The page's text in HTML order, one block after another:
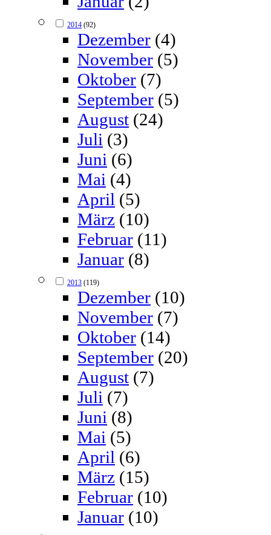
2014 (92)
Dezember (4)
November (5)
Oktober (7)
September (5)
August (24)
Juli (3)
Juni (6)
Mai (4)
April (5)
März (10)
Februar (11)
Januar (8)
2013 (119)
Dezember (10)
November (7)
Oktober (14)
September (20)
August (7)
Juli (7)
Juni (8)
Mai (5)
April (6)
März (15)
Februar (10)
Januar (10)